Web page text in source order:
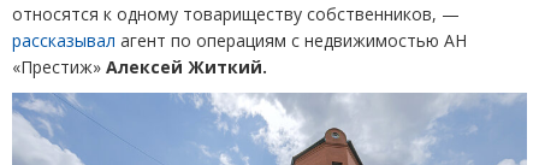
относятся к одному товариществу собственников, —
рассказывал агент по операциям с недвижимостью АН
«Престиж» Алексей Житкий.